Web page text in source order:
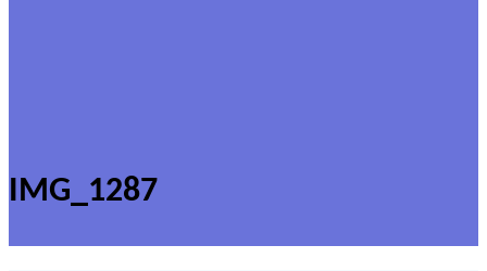
IMG_1287